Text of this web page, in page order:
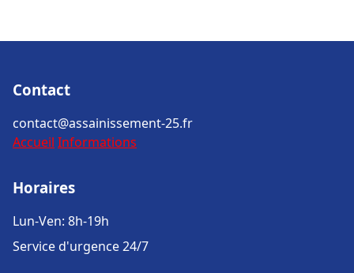
Contact
contact@assainissement-25.fr
Accueil Informations
Horaires
Lun-Ven: 8h-19h
Service d'urgence 24/7